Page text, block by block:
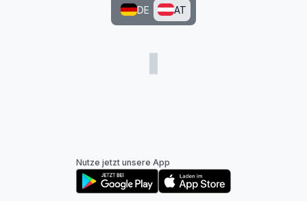
DE AT
Nutze jetzt unsere App